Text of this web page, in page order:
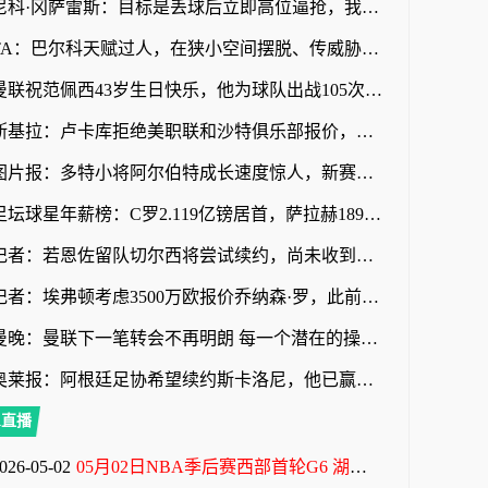
尼科·冈萨雷斯：目标是丢球后立即高位逼抢，我们取得了明显成果
TA：巴尔科天赋过人，在狭小空间摆脱、传威胁球能力极其突出
曼联祝范佩西43岁生日快乐，他为球队出战105次打进58球
斯基拉：卢卡库拒绝美职联和沙特俱乐部报价，他想留在欧洲踢球
图片报：多特小将阿尔伯特成长速度惊人，新赛季被正式纳入一线队
足坛球星年薪榜：C罗2.119亿镑居首，萨拉赫1890万镑第32位
记者：若恩佐留队切尔西将尝试续约，尚未收到任何报价
记者：埃弗顿考虑3500万欧报价乔纳森·罗，此前3000万欧报价遭拒
曼晚：曼联下一笔转会不再明朗 每一个潜在的操作都暗藏隐患
奥莱报：阿根廷足协希望续约斯卡洛尼，他已赢得一致认可
播
05-02 05月02日NBA季后赛西部首轮G6 湖人 - 火箭 全场录像